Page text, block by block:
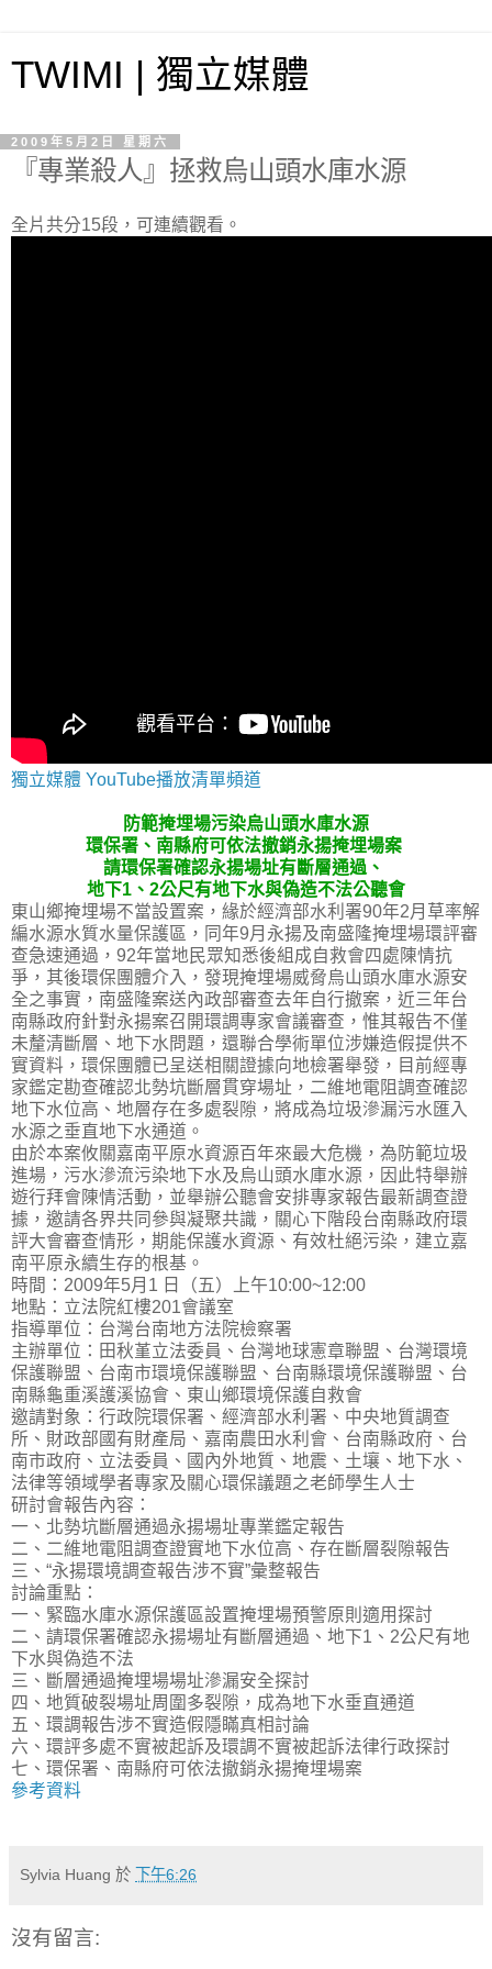
TWIMI | 獨立媒體
2009年5月2日 星期六
『專業殺人』拯救烏山頭水庫水源
全片共分15段，可連續觀看。
獨立媒體 YouTube播放清單頻道
防範掩埋場污染烏山頭水庫水源
環保署、南縣府可依法撤銷永揚掩埋場案
請環保署確認永揚場址有斷層通過、
地下1、2公尺有地下水與偽造不法公聽會
東山鄉掩埋場不當設置案，緣於經濟部水利署90年2月草率解
編水源水質水量保護區，同年9月永揚及南盛隆掩埋場環評審
查急速通過，92年當地民眾知悉後組成自救會四處陳情抗
爭，其後環保團體介入，發現掩埋場威脅烏山頭水庫水源安
全之事實，南盛隆案送內政部審查去年自行撤案，近三年台
南縣政府針對永揚案召開環調專家會議審查，惟其報告不僅
未釐清斷層、地下水問題，還聯合學術單位涉嫌造假提供不
實資料，環保團體已呈送相關證據向地檢署舉發，目前經專
家鑑定勘查確認北勢坑斷層貫穿場址，二維地電阻調查確認
地下水位高、地層存在多處裂隙，將成為垃圾滲漏污水匯入
水源之垂直地下水通道。
由於本案攸關嘉南平原水資源百年來最大危機，為防範垃圾
進場，污水滲流污染地下水及烏山頭水庫水源，因此特舉辦
遊行拜會陳情活動，並舉辦公聽會安排專家報告最新調查證
據，邀請各界共同參與凝聚共識，關心下階段台南縣政府環
評大會審查情形，期能保護水資源、有效杜絕污染，建立嘉
南平原永續生存的根基。
時間：2009年5月1 日（五）上午10:00~12:00
地點：立法院紅樓201會議室
指導單位：台灣台南地方法院檢察署
主辦單位：田秋堇立法委員、台灣地球憲章聯盟、台灣環境
保護聯盟、台南市環境保護聯盟、台南縣環境保護聯盟、台
南縣龜重溪護溪協會、東山鄉環境保護自救會
邀請對象：行政院環保署、經濟部水利署、中央地質調查
所、財政部國有財產局、嘉南農田水利會、台南縣政府、台
南市政府、立法委員、國內外地質、地震、土壤、地下水、
法律等領域學者專家及關心環保議題之老師學生人士
研討會報告內容：
一、北勢坑斷層通過永揚場址專業鑑定報告
二、二維地電阻調查證實地下水位高、存在斷層裂隙報告
三、“永揚環境調查報告涉不實”彙整報告
討論重點：
一、緊臨水庫水源保護區設置掩埋場預警原則適用探討
二、請環保署確認永揚場址有斷層通過、地下1、2公尺有地
下水與偽造不法
三、斷層通過掩埋場場址滲漏安全探討
四、地質破裂場址周圍多裂隙，成為地下水垂直通道
五、環調報告涉不實造假隱瞞真相討論
六、環評多處不實被起訴及環調不實被起訴法律行政探討
七、環保署、南縣府可依法撤銷永揚掩埋場案
參考資料
Sylvia Huang 於 下午6:26
沒有留言: